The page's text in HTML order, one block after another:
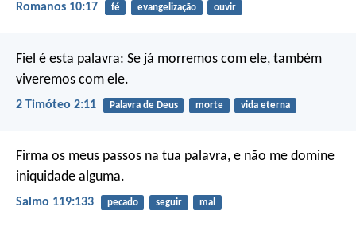
Romanos 10:17 fé evangelização ouvir
Fiel é esta palavra: Se já morremos com ele, também
viveremos com ele.
2 Timóteo 2:11 Palavra de Deus morte vida eterna
Firma os meus passos na tua palavra, e não me domine
iniquidade alguma.
Salmo 119:133 pecado seguir mal